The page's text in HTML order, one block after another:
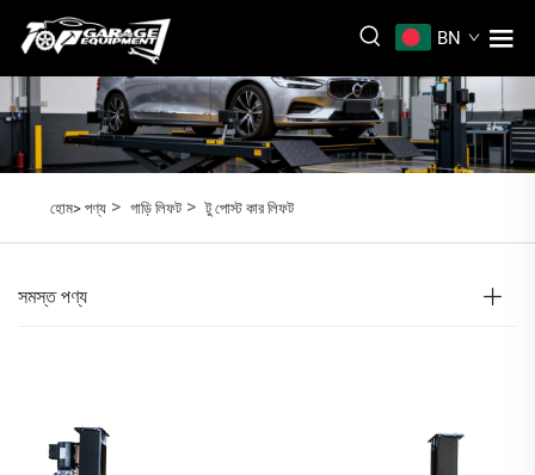
BN
হোম> পণ্য> গাড়ি লিফট>টু পোস্ট কার লিফট
সমস্ত পণ্য